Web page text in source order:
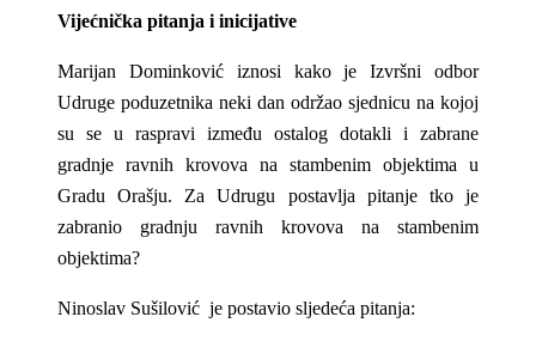
Vijećnička pitanja i inicijative
Marijan Dominković iznosi kako je Izvršni odbor
Udruge poduzetnika neki dan održao sjednicu na kojoj
su se u raspravi između ostalog dotakli i zabrane
gradnje ravnih krovova na stambenim objektima u
Gradu Orašju. Za Udrugu postavlja pitanje tko je
zabranio gradnju ravnih krovova na stambenim
objektima?
Ninoslav Sušilović je postavio sljedeća pitanja: